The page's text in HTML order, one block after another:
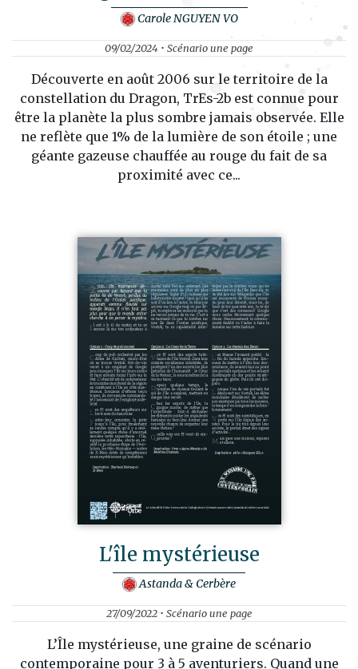
Carole NGUYEN VO
09/02/2024 • Scénario une page
Découverte en août 2006 sur le territoire de la
constellation du Dragon, TrEs-2b est connue pour
être la planète la plus sombre jamais observée. Elle
ne reflète que 1% de la lumière de son étoile ; une
géante gazeuse chauffée au rouge du fait de sa
proximité avec ce...
L'île mystérieuse
Astanda & Cerbère
27/09/2022 • Scénario une page
L’Île mystérieuse, une graine de scénario
contemporaine pour 3 à 5 aventuriers. Quand une